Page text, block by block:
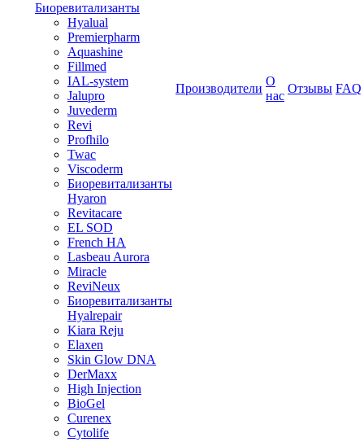
Биоревитализанты
Hyalual
Premierpharm
Aquashine
Fillmed
IAL-system
Jalupro
Juvederm
Revi
Profhilo
Twac
Viscoderm
Биоревитализанты
Hyaron
Revitacare
EL SOD
French HA
Lasbeau Aurora
Miracle
ReviNeux
Биоревитализанты
Hyalrepair
Kiara Reju
Elaxen
Skin Glow DNA
DerMaxx
High Injection
BioGel
Curenex
Cytolife
Производители
О
нас
Отзывы FAQ